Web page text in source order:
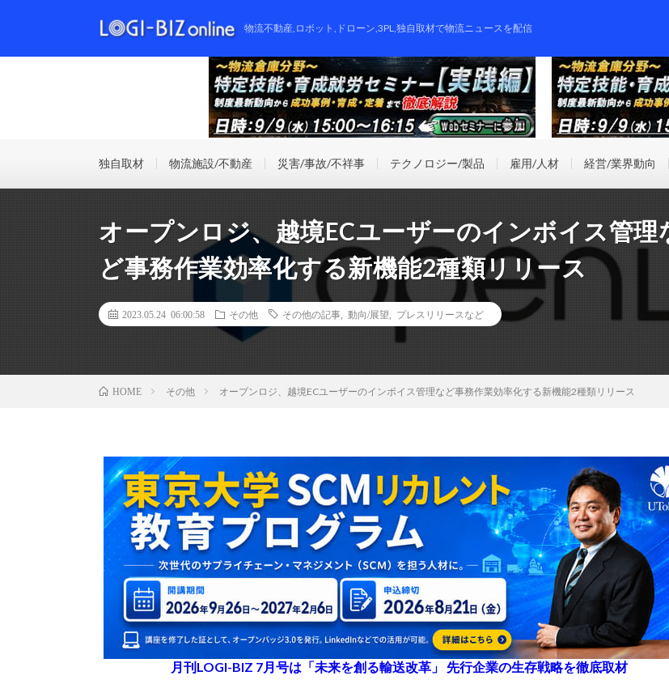
物流不動産,ロボット,ドローン,3PL,独自取材で物流ニュースを配信
独自取材 物流施設/不動産 災害/事故/不祥事 テクノロジー/製品 雇用/人材 経営/業界動向
オープンロジ、越境ECユーザーのインボイス管理
ど事務作業効率化する新機能2種類リリース
2023.05.24 06:00:58 その他 その他の記事 動向/展望 プレスリリースなど
HOME その他 オープンロジ、越境ECユーザーのインボイス管理など事務作業効率化する新機能2種類リリース
月刊LOGI-BIZ 7月号は「未来を創る輸送改革」 先行企業の生存戦略を徹底取材